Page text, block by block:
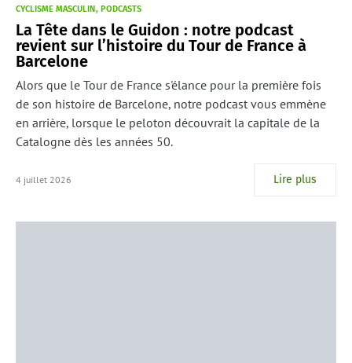
CYCLISME MASCULIN PODCASTS
La Tête dans le Guidon : notre podcast
revient sur l’histoire du Tour de France à
Barcelone
Alors que le Tour de France s'élance pour la première fois
de son histoire de Barcelone, notre podcast vous emmène
en arrière, lorsque le peloton découvrait la capitale de la
Catalogne dès les années 50.
4 juillet 2026 Lire plus